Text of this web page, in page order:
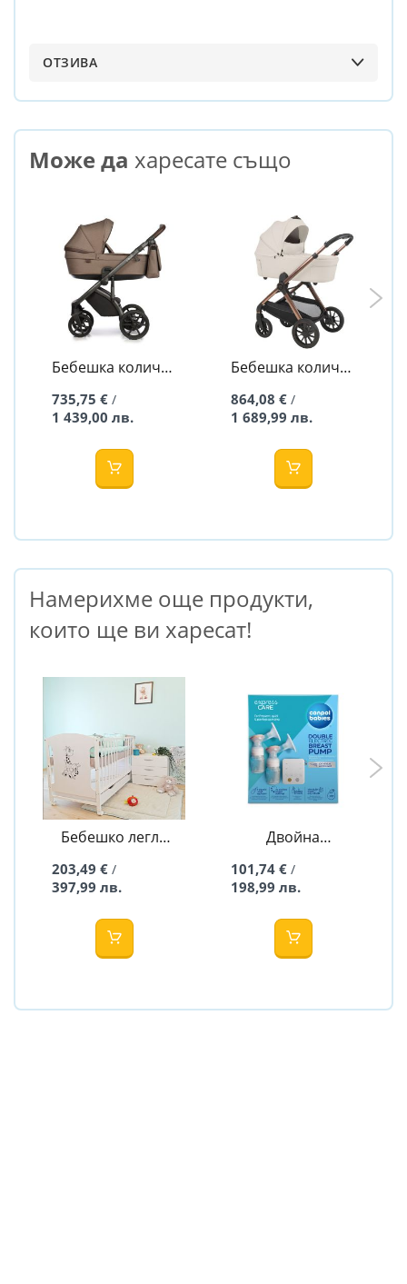
ОТЗИВА
Може да харесате също
Бебешка количка
BROWN DOTS -
ROAN
735,75 € /
1 439,00 лв.
Бебешка количка
Ecru - Espiro
864,08 € /
1 689,99 лв.
Намерихме още продукти,
които ще ви харесат!
Бебешко легло
White
203,49 € /
397,99 лв.
Двойна
двуфазна помпа
за кърма и
ExpressCare -
Canpol
101,74 € /
198,99 лв.